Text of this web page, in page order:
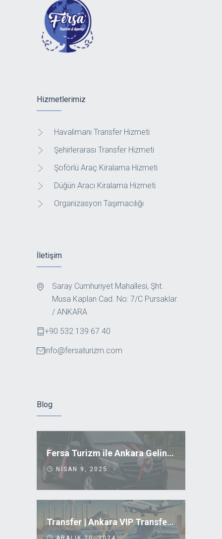
Hizmetlerimiz
Havalimanı Transfer Hizmeti
Şehirlerarası Transfer Hizmeti
Şoförlü Araç Kiralama Hizmeti
Düğün Aracı Kiralama Hizmeti
Organizasyon Taşımacılığı
İletişim
Saray Cumhuriyet Mahallesi, Şht.
Musa Kaplan Cad. No: 7/C Pursaklar
/ ANKARA
+90 532 139 67 40
info@fersaturizm.com
Blog
Fersa Turizm ile Ankara Gelin Arabası Kiralama
NISAN 9, 2025
Transfer | Ankara VIP Transfer Uygun Fiyatlar